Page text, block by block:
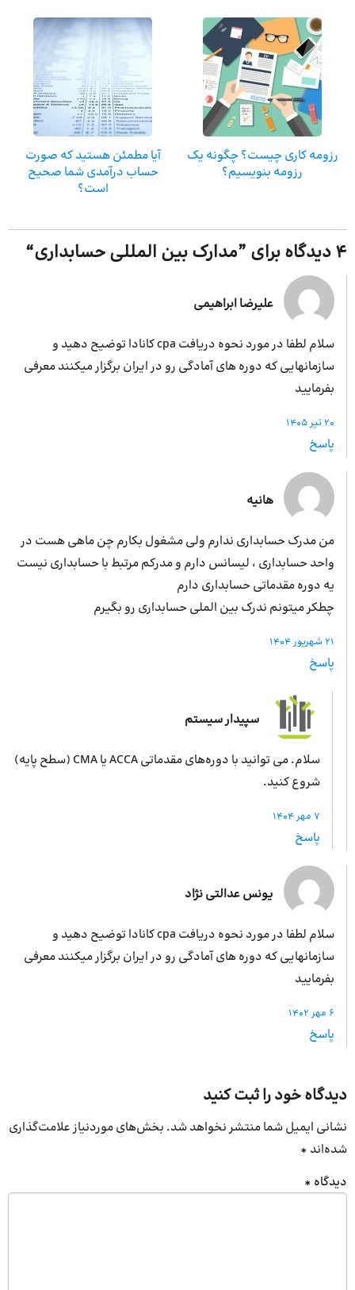
رزومه کاری چیست؟ چگونه یک
رزومه بنویسیم؟
آیا مطمئن هستید که صورت‌
حساب درآمدی شما صحیح
است؟
4 دیدگاه برای ” مدارک بین‌ المللی حسابداری“
علیرضا ابراهیمی
سلام لطفا در مورد نحوه دریافت cpa کانادا توضیح دهید و
سازمانهایی که دوره های آمادگی رو در ایران برگزار میکنند معرفی
بفرمایید
20 تیر 1405
پاسخ
هانیه
من مدرک حسابداری ندارم ولی مشغول بکارم چن ماهی هست در
واحد حسابداری ، لیسانس دارم و مدرکم مرتبط با حسابداری نیست
یه دوره مقدماتی حسابداری دارم
چطکر میتونم ندرک بین الملی حسابداری رو بگیرم
21 شهریور 1404
پاسخ
سپیدار سیستم
سلام. می توانید با دوره‌های مقدماتی ACCA یا CMA (سطح پایه)
شروع کنید.
7 مهر 1404
پاسخ
یونس عدالتی نژاد
سلام لطفا در مورد نحوه دریافت cpa کانادا توضیح دهید و
سازمانهایی که دوره های آمادگی رو در ایران برگزار میکنند معرفی
بفرمایید
6 مهر 1402
پاسخ
دیدگاه خود را ثبت کنید
نشانی ایمیل شما منتشر نخواهد شد. بخش‌های موردنیاز علامت‌گذاری
شده‌اند *
دیدگاه *